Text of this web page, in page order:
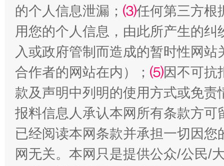
漫山遍野的桃花与雪山、麦地、白藏房 除
的个人信息泄漏； ⑶任何第三方根
用您的个人信息，由此所产生的纠
入或政府管制而造成的暂时性网
合作者的网站在内）； ⑸因不可抗
款及声明中列明的使用方式或免责
报料信息人承认本网所有条款方
已经阅读本网条款并承担一切因
网无关。本网只是提供公众/公民/